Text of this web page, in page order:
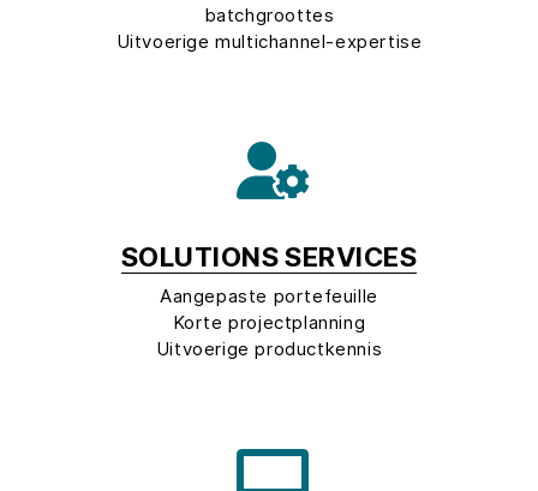
batchgroottes
Uitvoerige multichannel-expertise
SOLUTIONS SERVICES
Aangepaste portefeuille
Korte projectplanning
Uitvoerige productkennis